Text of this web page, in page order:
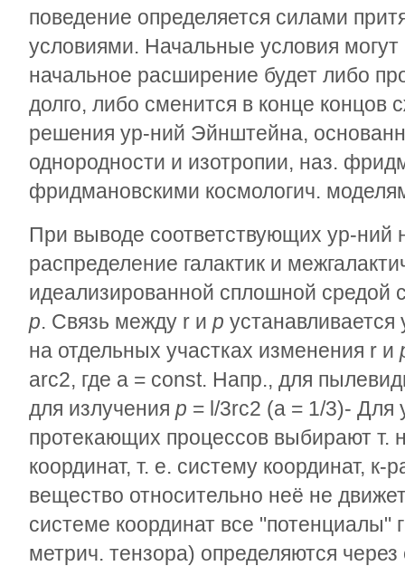
поведение определяется силами
условиями. Начальные условия
начальное расширение будет либо
долго, либо сменится в конце
решения ур-ний Эйнштейна,
однородности и изотропии, наз.
фридмановскими космологич.
При выводе соответствующих ур-ний
распределение галактик и
идеализированной сплошной средой
p. Связь между r и p
на отдельных участках изменения r и
arc2, где a = const. Напр., для
для излучения p = l/3rc2 (a = 1/3)- Для
протекающих процессов выбирают т.
координат, т. е. систему координат,
вещество относительно неё не
системе координат все "потенциалы"
метрич. тензора) определяются